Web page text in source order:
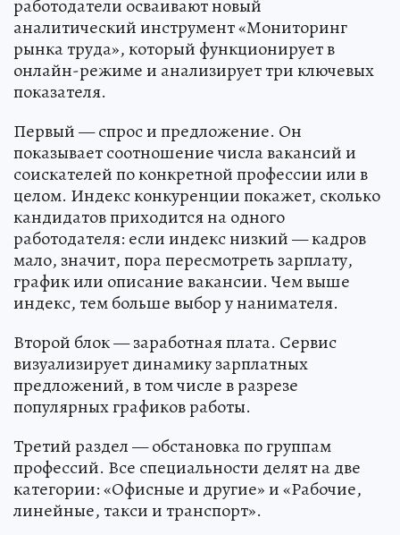
работодатели осваивают новый
аналитический инструмент «Мониторинг
рынка труда», который функционирует в
онлайн-режиме и анализирует три ключевых
показателя.
Первый — спрос и предложение. Он
показывает соотношение числа вакансий и
соискателей по конкретной профессии или в
целом. Индекс конкуренции покажет, сколько
кандидатов приходится на одного
работодателя: если индекс низкий — кадров
мало, значит, пора пересмотреть зарплату,
график или описание вакансии. Чем выше
индекс, тем больше выбор у нанимателя.
Второй блок — заработная плата. Сервис
визуализирует динамику зарплатных
предложений, в том числе в разрезе
популярных графиков работы.
Третий раздел — обстановка по группам
профессий. Все специальности делят на две
категории: «Офисные и другие» и «Рабочие,
линейные, такси и транспорт».